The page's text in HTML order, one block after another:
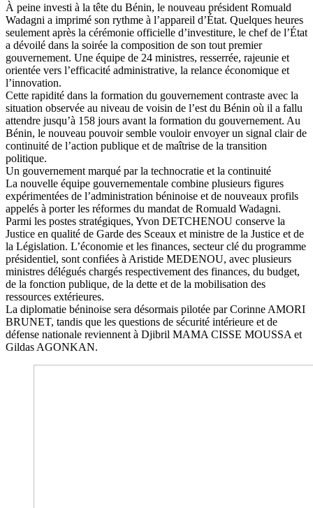
À peine investi à la tête du Bénin, le nouveau président Romuald
Wadagni a imprimé son rythme à l’appareil d’État. Quelques heures
seulement après la cérémonie officielle d’investiture, le chef de l’État
a dévoilé dans la soirée la composition de son tout premier
gouvernement. Une équipe de 24 ministres, resserrée, rajeunie et
orientée vers l’efficacité administrative, la relance économique et
l’innovation.
Cette rapidité dans la formation du gouvernement contraste avec la
situation observée au niveau de voisin de l’est du Bénin où il a fallu
attendre jusqu’à 158 jours avant la formation du gouvernement. Au
Bénin, le nouveau pouvoir semble vouloir envoyer un signal clair de
continuité de l’action publique et de maîtrise de la transition
politique.
Un gouvernement marqué par la technocratie et la continuité
La nouvelle équipe gouvernementale combine plusieurs figures
expérimentées de l’administration béninoise et de nouveaux profils
appelés à porter les réformes du mandat de Romuald Wadagni.
Parmi les postes stratégiques, Yvon DETCHENOU conserve la
Justice en qualité de Garde des Sceaux et ministre de la Justice et de
la Législation. L’économie et les finances, secteur clé du programme
présidentiel, sont confiées à Aristide MEDENOU, avec plusieurs
ministres délégués chargés respectivement des finances, du budget,
de la fonction publique, de la dette et de la mobilisation des
ressources extérieures.
La diplomatie béninoise sera désormais pilotée par Corinne AMORI
BRUNET, tandis que les questions de sécurité intérieure et de
défense nationale reviennent à Djibril MAMA CISSE MOUSSA et
Gildas AGONKAN.